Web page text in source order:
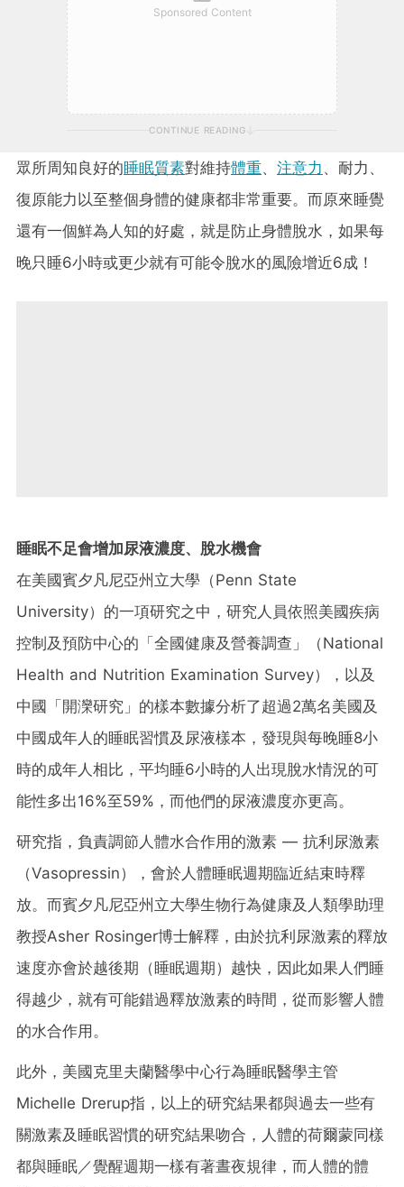
Sponsored Content
CONTINUE READING
眾所周知良好的睡眠質素對維持體重、 注意力 、耐力、
復原能力以至整個身體的健康都非常重要。而原來睡覺
還有一個鮮為人知的好處，就是防止身體脫水，如果每
晚只睡6小時或更少就有可能令脫水的風險增近6成！
睡眠不足會增加尿液濃度、脫水機會
在美國賓夕凡尼亞州立大學（Penn State
University）的一項研究之中，研究人員依照美國疾病
控制及預防中心的「全國健康及營養調查」（National
Health and Nutrition Examination Survey），以及
中國「開灤研究」的樣本數據分析了超過2萬名美國及
中國成年人的睡眠習慣及尿液樣本，發現與每晚睡8小
時的成年人相比，平均睡6小時的人出現脫水情況的可
能性多出16%至59%，而他們的尿液濃度亦更高。
研究指，負責調節人體水合作用的激素 — 抗利尿激素
（Vasopressin），會於人體睡眠週期臨近結束時釋
放。而賓夕凡尼亞州立大學生物行為健康及人類學助理
教授Asher Rosinger博士解釋，由於抗利尿激素的釋放
速度亦會於越後期（睡眠週期）越快，因此如果人們睡
得越少，就有可能錯過釋放激素的時間，從而影響人體
的水合作用。
此外，美國克里夫蘭醫學中心行為睡眠醫學主管
Michelle Drerup指，以上的研究結果都與過去一些有
關激素及睡眠習慣的研究結果吻合，人體的荷爾蒙同樣
都與睡眠／覺醒週期一樣有著晝夜規律，而人體的體